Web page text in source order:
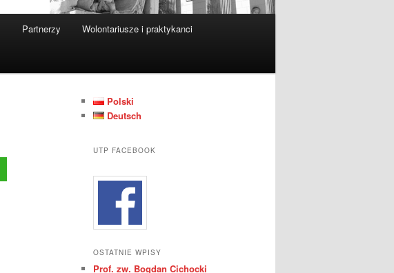
Partnerzy Wolontariusze i praktykanci
Polski
Deutsch
UTP FACEBOOK
OSTATNIE WPISY
Prof. zw. Bogdan Cichocki